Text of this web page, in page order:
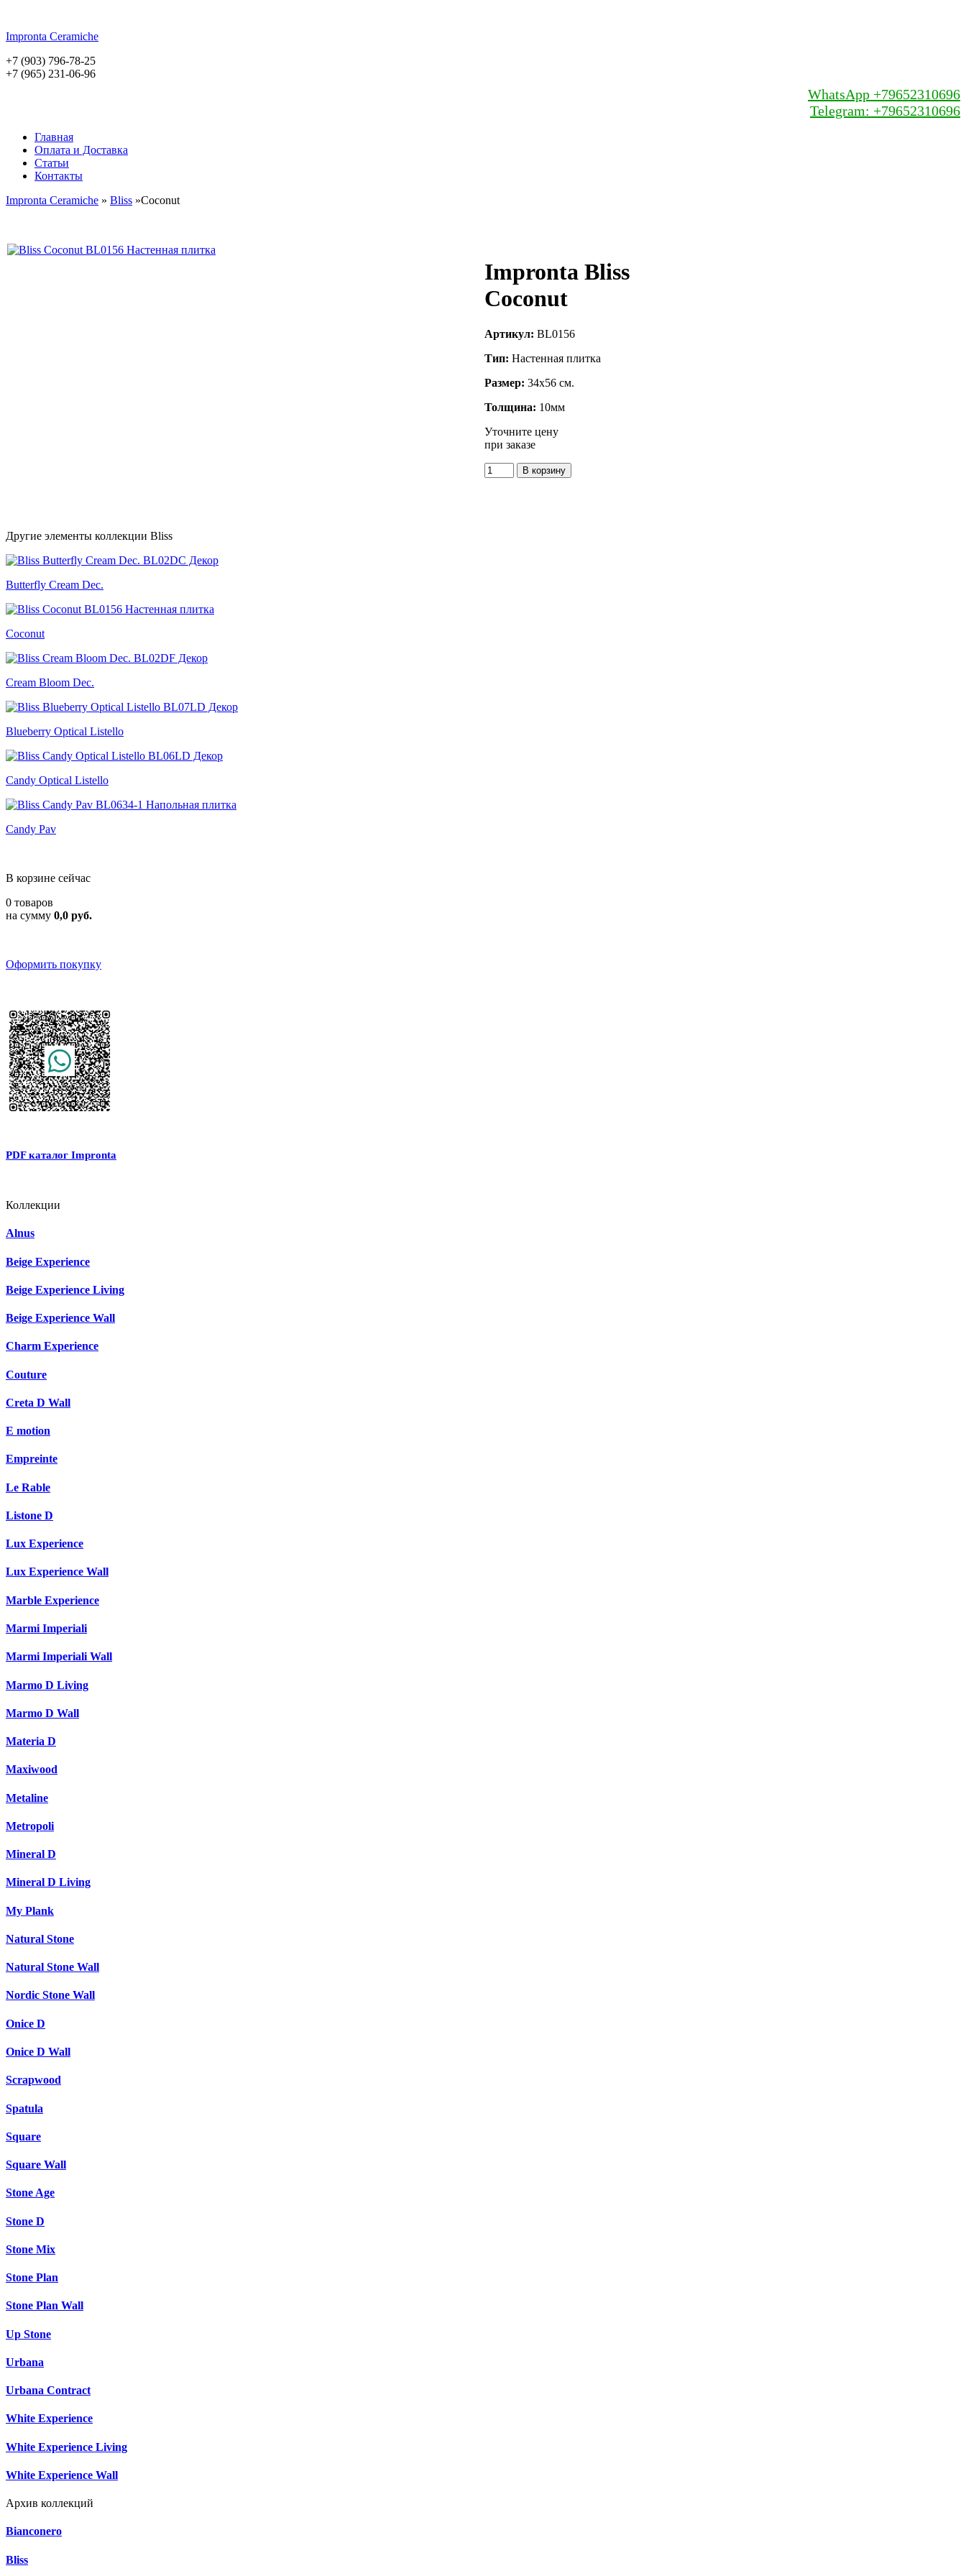
Impronta Ceramiche
+7 (903) 796-78-25
+7 (965) 231-06-96
WhatsApp +79652310696
Telegram: +79652310696
Главная
Оплата и Доставка
Статьи
Контакты
Impronta Ceramiche » Bliss »Coconut
Impronta Bliss
Coconut
Артикул: BL0156
Тип: Настенная плитка
Размер: 34x56 см.
Толщина: 10мм
Уточните цену
при заказе
Другие элементы коллекции Bliss
Butterfly Cream Dec.
Coconut
Cream Bloom Dec.
Blueberry Optical Listello
Candy Optical Listello
Candy Pav
В корзине сейчас
0 товаров
на сумму 0,0 руб.
Оформить покупку
PDF каталог Impronta
Коллекции
Alnus
Beige Experience
Beige Experience Living
Beige Experience Wall
Charm Experience
Couture
Creta D Wall
E motion
Empreinte
Le Rable
Listone D
Lux Experience
Lux Experience Wall
Marble Experience
Marmi Imperiali
Marmi Imperiali Wall
Marmo D Living
Marmo D Wall
Materia D
Maxiwood
Metaline
Metropoli
Mineral D
Mineral D Living
My Plank
Natural Stone
Natural Stone Wall
Nordic Stone Wall
Onice D
Onice D Wall
Scrapwood
Spatula
Square
Square Wall
Stone Age
Stone D
Stone Mix
Stone Plan
Stone Plan Wall
Up Stone
Urbana
Urbana Contract
White Experience
White Experience Living
White Experience Wall
Архив коллекций
Bianconero
Bliss